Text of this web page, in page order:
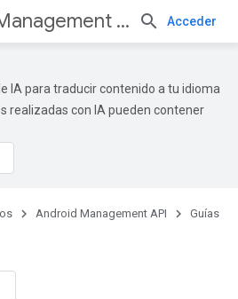
Android Management API Acceder
IA para traducir contenido a tu idioma
realizadas con IA pueden contener
Android Management API Guías